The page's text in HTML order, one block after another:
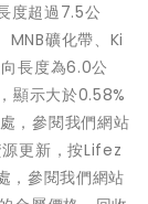
度超過7.5公
MNB礦化帶、Ki
長度為6.0公
顯示大於0.58%
，參閱我們網站
更新，按Lifez
，參閱我們網站